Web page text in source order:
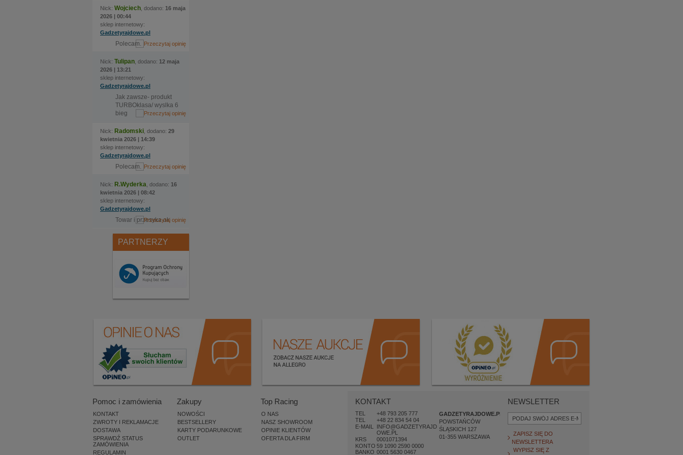
Nick: Wojciech , dodano: 16 maja
2026 | 00:44
sklep internetowy:
Gadzetyrajdowe.pl
Polecam.
Nick: Tulipan , dodano: 12 maja
2026 | 13:21
sklep internetowy:
Gadzetyrajdowe.pl
Jak zawsze- produkt
TURBOklasa/ wyslka 6
bieg
Nick: Radomski , dodano: 29
kwietnia 2026 | 14:39
sklep internetowy:
Gadzetyrajdowe.pl
Polecam.
Nick: R.Wyderka , dodano: 16
kwietnia 2026 | 08:42
sklep internetowy:
Gadzetyrajdowe.pl
Towar i przesyka ok
PARTNERZY
Pomoc i zamówienia
KONTAKT
ZWROTY I REKLAMACJE
DOSTAWA
SPRAWDŹ STATUS
ZAMÓWIENIA
REGULAMIN
Zakupy
NOWOŚCI
BESTSELLERY
KARTY PODARUNKOWE
OUTLET
Top Racing
O NAS
NASZ SHOWROOM
OPINIE KLIENTÓW
OFERTA DLA FIRM
KONTAKT
TEL
+48 793 205 777
TEL
+48 22 834 54 04
E-MAIL
INFO@GADZETYRAJD
OWE.PL
KRS
0001071394
KONTO
BANKO
59 1090 2590 0000
0001 5630 0467
GADZETYRAJDOWE.PL
POWSTAŃCÓW
ŚLĄSKICH 127
01-355 WARSZAWA
NEWSLETTER
ZAPISZ SIĘ DO
NEWSLETTERA
WYPISZ SIĘ Z